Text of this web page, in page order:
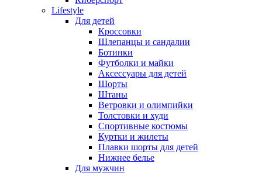
Lifestyle
Для детей
Кроссовки
Шлепанцы и сандалии
Ботинки
Футболки и майки
Аксессуары для детей
Шорты
Штаны
Ветровки и олимпийки
Толстовки и худи
Спортивные костюмы
Куртки и жилеты
Плавки шорты для детей
Нижнее белье
Для мужчин